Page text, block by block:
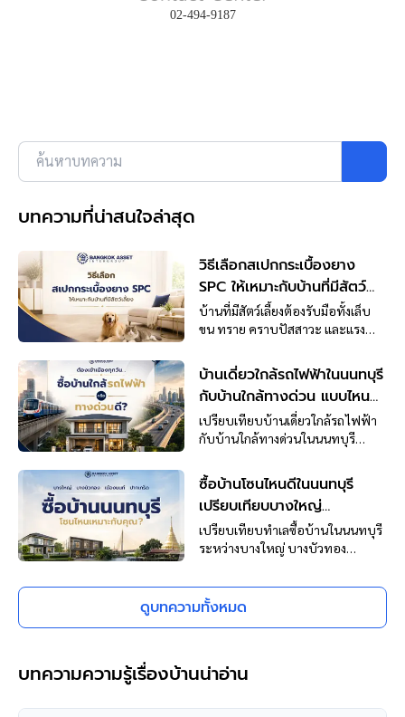
02-494-9187
ค้นหาบทความ
บทความที่น่าสนใจล่าสุด
วิธีเลือกสเปกกระเบื้องยาง
SPC ให้เหมาะกับบ้านที่มีสัตว์
เลี้ยง
บ้านที่มีสัตว์เลี้ยงต้องรับมือทั้งเล็บ
ขน ทราย คราบปัสสาวะ และแรง
กระเบื้องยาง SPC จึงไม่ควรดูแค่ลาย
สวยหรือความหนารวม แต่ต้อง
พิจารณา Wear Layer, ชั้นเคลือบผิว,
Texture กันลื่น, ระบบคลิกล็อก และ
มาตรฐานค่า VOC เพื่อความ
7 สเปกสำคัญพร้อมเช็กลิสต์ก่อนซื้อ
ไว้ในบทความนี้
บ้านเดี่ยวใกล้รถไฟฟ้าในนนทบุรี
กับบ้านใกล้ทางด่วน แบบไหน
เหมาะกับการเดินทางมากกว่า
เปรียบเทียบบ้านเดี่ยวใกล้รถไฟฟ้า
กับบ้านใกล้ทางด่วนในนนทบุรี
แบบชีวิต เพื่อเลือกทำเลที่เหมาะกับ
ทั้งครอบครัว
ซื้อบ้านโซนไหนดีในนนทบุรี
เปรียบเทียบบางใหญ่
บางบัวทอง เมืองนนทบุรี และ
ปากเกร็ด
เปรียบเทียบทำเลซื้อบ้านในนนทบุรี
ระหว่างบางใหญ่ บางบัวทอง
เด่น ข้อควรระวัง และแนวทางเลือก
พื้นที่ให้เหมาะกับชีวิตจริง
ดูบทความทั้งหมด
บทความความรู้เรื่องบ้านน่าอ่าน